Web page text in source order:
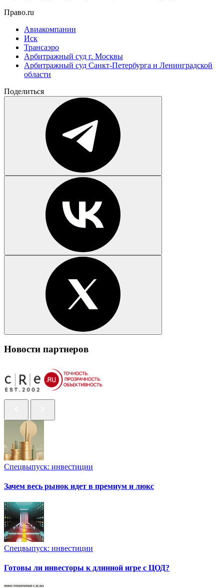
Право.ru
Авиакомпании
Иск
Трансаэро
Арбитражный суд г. Москвы
Арбитражный суд Санкт-Петербурга и Ленинградской
области
Поделиться
Новости партнеров
Спецвыпуск: инвестиции
Зачем весь рынок идет в премиум и люкс
Спецвыпуск: инвестиции
Готовы ли инвесторы к длинной игре с ЦОД?